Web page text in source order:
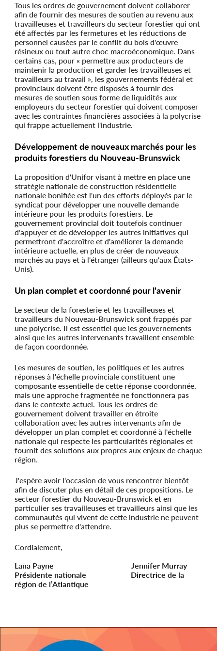
Tous les ordres de gouvernement doivent collaborer
afin de fournir des mesures de soutien au revenu aux
travailleuses et travailleurs du secteur forestier qui ont
été affectés par les fermetures et les réductions de
personnel causées par le conflit du bois d'œuvre
résineux ou tout autre choc macroéconomique. Dans
certains cas, pour « permettre aux producteurs de
maintenir la production et garder les travailleuses et
travailleurs au travail », les gouvernements fédéral et
provinciaux doivent être disposés à fournir des
mesures de soutien sous forme de liquidités aux
employeurs du secteur forestier qui doivent composer
avec les contraintes financières associées à la polycrise
qui frappe actuellement l'industrie.
Développement de nouveaux marchés pour les
produits forestiers du Nouveau-Brunswick
La proposition d'Unifor visant à mettre en place une
stratégie nationale de construction résidentielle
nationale bonifiée est l'un des efforts déployés par le
syndicat pour développer une nouvelle demande
intérieure pour les produits forestiers. Le
gouvernement provincial doit toutefois continuer
d'appuyer et de développer les autres initiatives qui
permettront d'accroître et d'améliorer la demande
intérieure actuelle, en plus de créer de nouveaux
marchés au pays et à l'étranger (ailleurs qu'aux États-
Unis).
Un plan complet et coordonné pour l'avenir
Le secteur de la foresterie et les travailleuses et
travailleurs du Nouveau-Brunswick sont frappés par
une polycrise. Il est essentiel que les gouvernements
ainsi que les autres intervenants travaillent ensemble
de façon coordonnée.
Les mesures de soutien, les politiques et les autres
réponses à l'échelle provinciale constituent une
composante essentielle de cette réponse coordonnée,
mais une approche fragmentée ne fonctionnera pas
dans le contexte actuel. Tous les ordres de
gouvernement doivent travailler en étroite
collaboration avec les autres intervenants afin de
développer un plan complet et coordonné à l'échelle
nationale qui respecte les particularités régionales et
fournit des solutions aux propres aux enjeux de chaque
région.
J'espère avoir l'occasion de vous rencontrer bientôt
afin de discuter plus en détail de ces propositions. Le
secteur forestier du Nouveau-Brunswick et en
particulier ses travailleuses et travailleurs ainsi que les
communautés qui vivent de cette industrie ne peuvent
plus se permettre d'attendre.
Cordialement,
Lana Payne Jennifer Murray
Présidente nationale Directrice de la
région de l’Atlantique